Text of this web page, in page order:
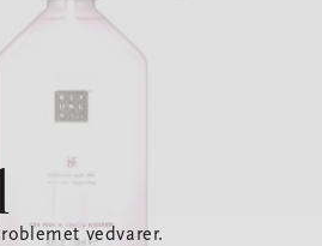
vedvarer.